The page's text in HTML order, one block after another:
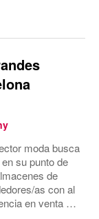
moda busca
su punto de
de
as con al
en venta de